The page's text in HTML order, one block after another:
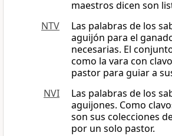
maestros dicen son
NTV
Las palabras de los
aguijón para el
necesarias. El
como la vara con
pastor para guiar a
NVI
Las palabras de los
aguijones. Como
son sus colecciones
por un solo pastor.